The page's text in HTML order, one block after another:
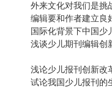
外来文化对我们
编辑要和作者
国际化背景下
浅谈少儿期刊编辑创
时 岫
浅论少儿报刊
试论我国少儿